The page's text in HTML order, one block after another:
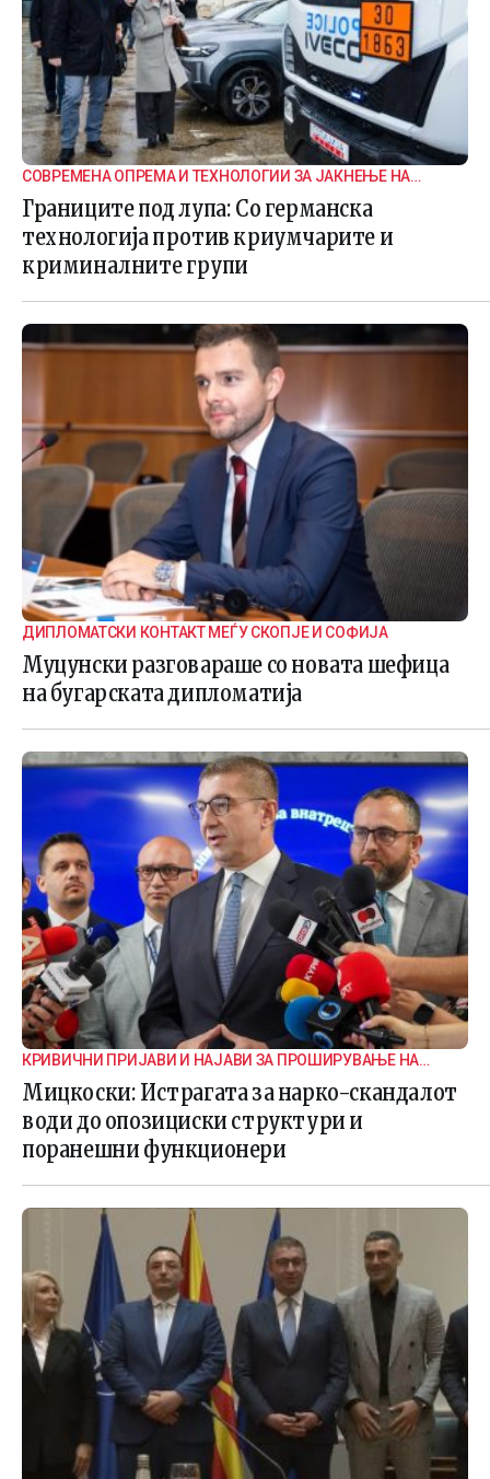
СОВРЕМЕНА ОПРЕМА И ТЕХНОЛОГИИ ЗА ЈАКНЕЊЕ НА
ГРАНИЧНАТА БЕЗБЕДНОСТ
Границите под лупа: Со германска
технологија против криумчарите и
криминалните групи
ДИПЛОМАТСКИ КОНТАКТ МЕЃУ СКОПЈЕ И СОФИЈА
Муцунски разговараше со новата шефица
на бугарската дипломатија
КРИВИЧНИ ПРИЈАВИ И НАЈАВИ ЗА ПРОШИРУВАЊЕ НА
ИСТРАГАТА
Мицкоски: Истрагата за нарко-скандалот
води до опозициски структури и
поранешни функционери